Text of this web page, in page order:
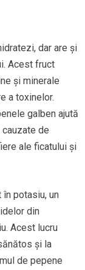
dar are și
Acest fruct
și minerale
a toxinelor.
galben ajută
de
ale ficatului și
potasiu, un
din
Acest lucru
și la
de pepene